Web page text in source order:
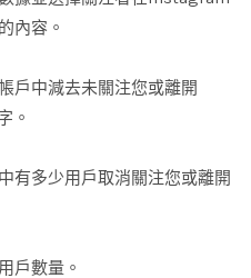
內容。
戶中減去未關注您或離開
。
有多少用戶取消關注您或離開
戶數量。